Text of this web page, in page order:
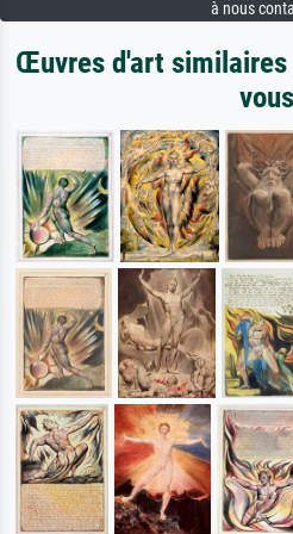
à nous
Œuvres d'art similaires
vous